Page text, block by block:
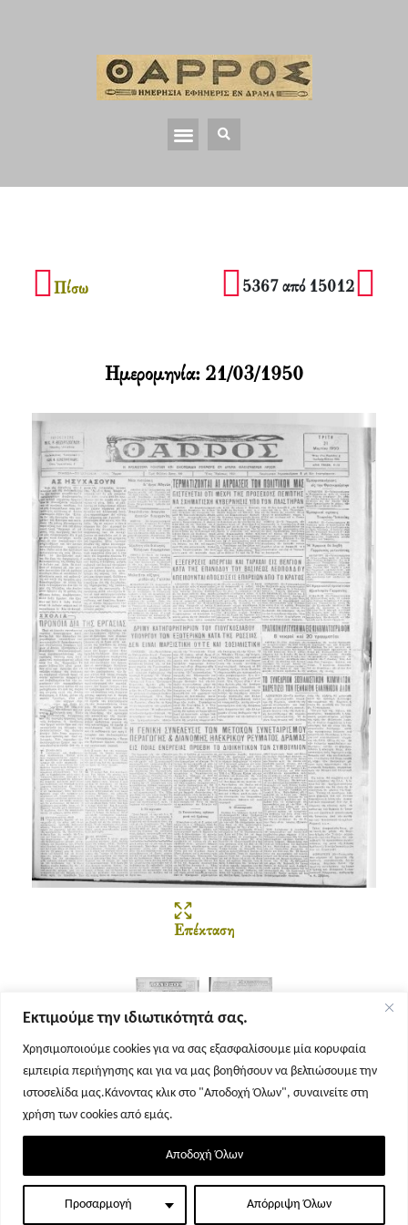
Εκτιμούμε την ιδιωτικότητά σας.
Χρησιμοποιούμε cookies για να σας εξασφαλίσουμε μία κορυφαία
εμπειρία περιήγησης και για να μας βοηθήσουν να βελτιώσουμε την
ιστοσελίδα μας.Κάνοντας κλικ στο "Αποδοχή Όλων", συναινείτε στη
χρήση των cookies από εμάς.
Προσαρμογή Απόρριψη Όλων
Αποδοχή Όλων
Πίσω 5367 από 15012
Επέκταση
Σελίδα 1 Σελίδα 2
Ημερομηνία: 21/03/1950